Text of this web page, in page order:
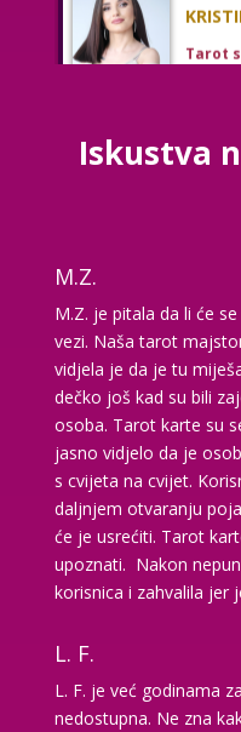
Tarot
TEHNIKE:
yi ching, knjiga
amajlija
Broj
STOJA
TEHNIKE:
Broj
Iskustva
M.Z.
M.Z. je pitala da li će
vezi. Naša tarot
vidjela je da je tu
dečko još kad su bili
osoba. Tarot karte su
jasno vidjelo da je
s cvijeta na cvijet.
daljnjem otvaranju
će je usrećiti. Tarot
upoznati. Nakon
korisnica i zahvalila jer
L. F.
L. F. je već godinama
nedostupna. Ne zna